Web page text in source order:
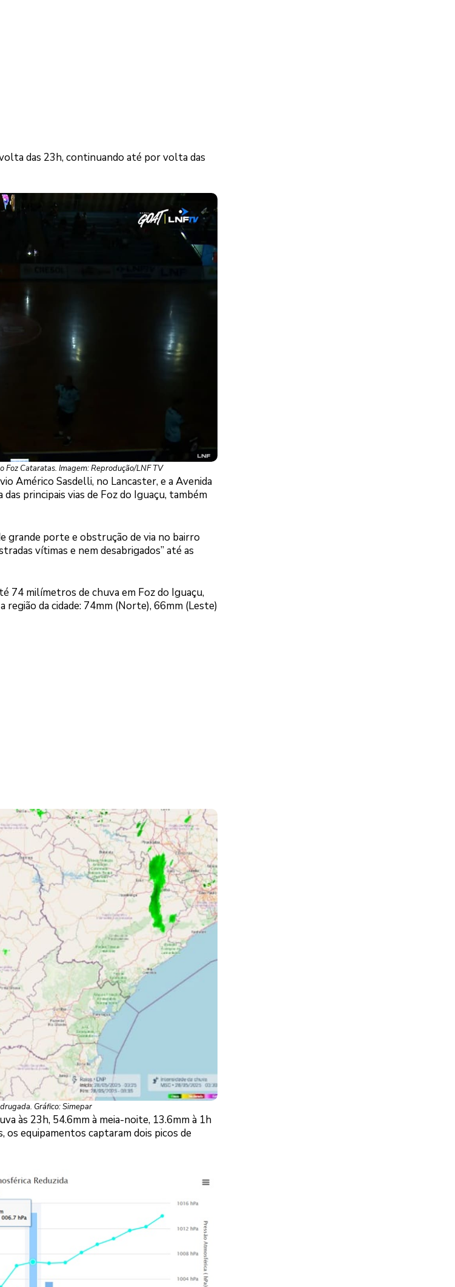
das 23h, continuando até por volta das
Foz Cataratas. Imagem: Reprodução/LNF TV
Américo Sasdelli, no Lancaster, e a Avenida
principais vias de Foz do Iguaçu, também
grande porte e obstrução de via no bairro
vítimas e nem desabrigados” até as
74 milímetros de chuva em Foz do Iguaçu,
da cidade: 74mm (Norte), 66mm (Leste)
Gráfico: Simepar
às 23h, 54.6mm à meia-noite, 13.6mm à 1h
equipamentos captaram dois picos de